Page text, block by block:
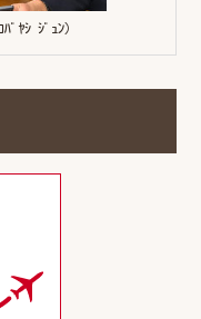
ﾞﾔｼ ｼﾞｭﾝ）